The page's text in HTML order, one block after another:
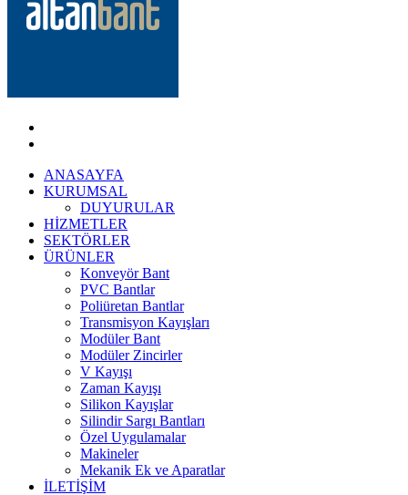
ANASAYFA
KURUMSAL
DUYURULAR
HİZMETLER
SEKTÖRLER
ÜRÜNLER
Konveyör Bant
PVC Bantlar
Poliüretan Bantlar
Transmisyon Kayışları
Modüler Bant
Modüler Zincirler
V Kayışı
Zaman Kayışı
Silikon Kayışlar
Silindir Sargı Bantları
Özel Uygulamalar
Makineler
Mekanik Ek ve Aparatlar
İLETİŞİM